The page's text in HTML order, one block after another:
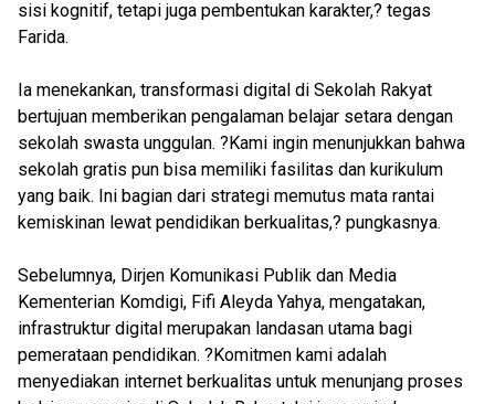
sisi kognitif, tetapi juga pembentukan karakter,? tegas
Farida.
Ia menekankan, transformasi digital di Sekolah Rakyat
bertujuan memberikan pengalaman belajar setara dengan
sekolah swasta unggulan. ?Kami ingin menunjukkan bahwa
sekolah gratis pun bisa memiliki fasilitas dan kurikulum
yang baik. Ini bagian dari strategi memutus mata rantai
kemiskinan lewat pendidikan berkualitas,? pungkasnya.
Sebelumnya, Dirjen Komunikasi Publik dan Media
Kementerian Komdigi, Fifi Aleyda Yahya, mengatakan,
infrastruktur digital merupakan landasan utama bagi
pemerataan pendidikan. ?Komitmen kami adalah
menyediakan internet berkualitas untuk menunjang proses